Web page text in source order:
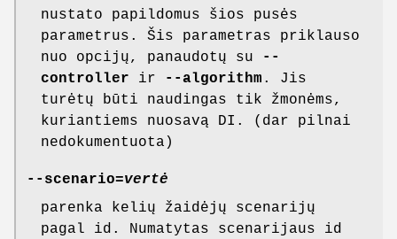
nustato papildomus šios pusės
parametrus. Šis parametras priklauso
nuo opcijų, panaudotų su
--
controller ir --algorithm . Jis
turėtų būti naudingas tik žmonėms,
kuriantiems nuosavą DI. (dar pilnai
nedokumentuota)
--scenario=vertė
parenka kelių žaidėjų scenarijų
pagal id. Numatytas scenarijaus id